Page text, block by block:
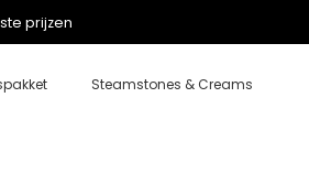
prijzen
Steamstones & Creams